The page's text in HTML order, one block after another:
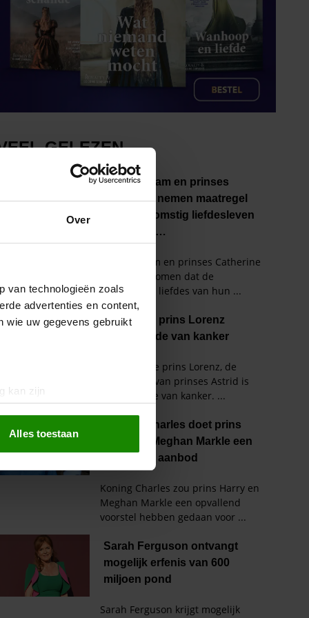
Over
van technologieën zoals
advertenties en content,
wie uw gegevens gebruikt
kan zijn
te bieden en om ons
partners voor social
die u aan ze heeft
Alles toestaan